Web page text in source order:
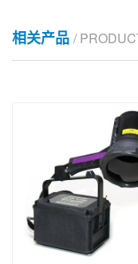
相关产品 /